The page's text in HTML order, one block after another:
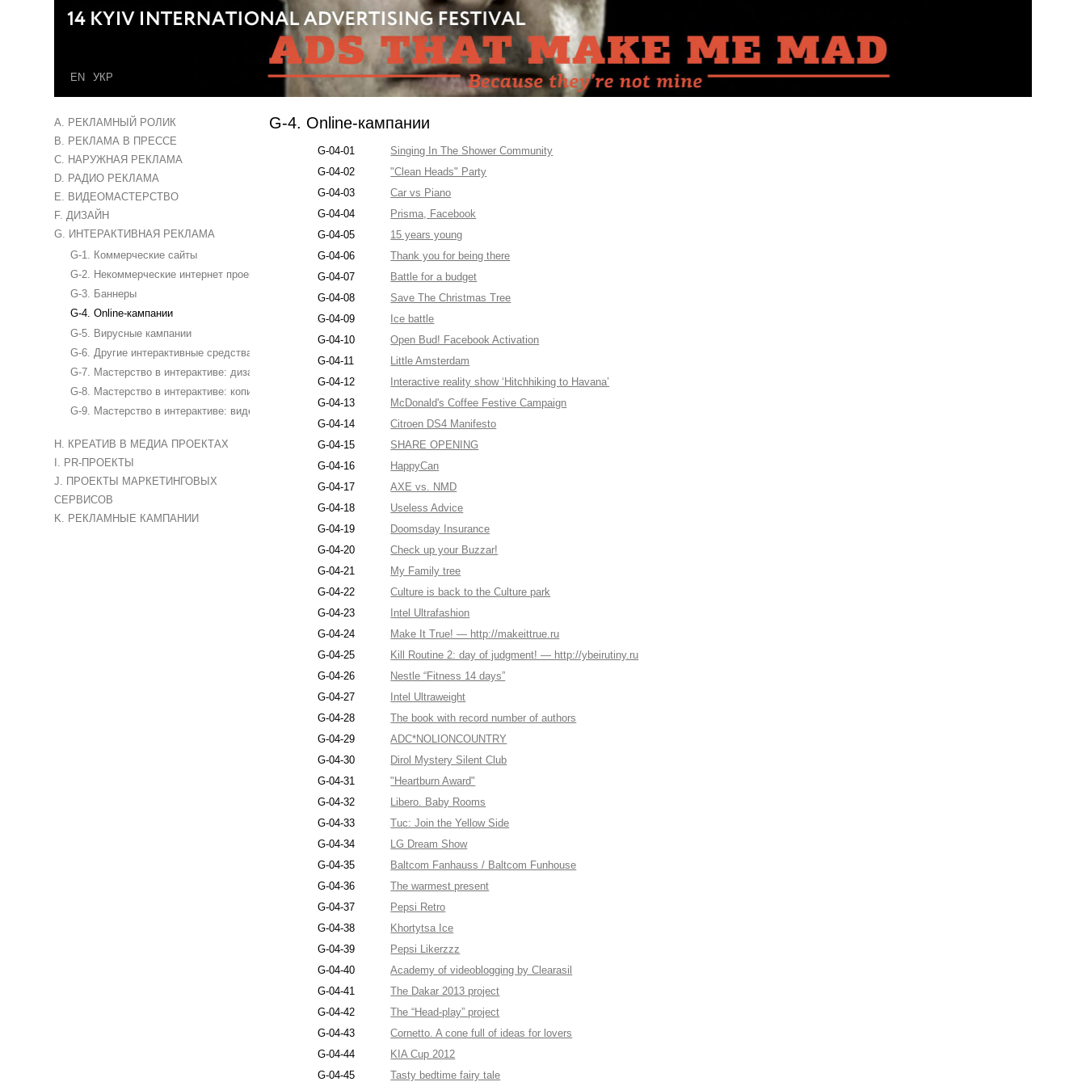
EN УКР
A. РЕКЛАМНЫЙ РОЛИК
B. РЕКЛАМА В ПРЕССЕ
C. НАРУЖНАЯ РЕКЛАМА
D. РАДИО РЕКЛАМА
E. ВИДЕОМАСТЕРСТВО
F. ДИЗАЙН
G. ИНТЕРАКТИВНАЯ РЕКЛАМА
G-1. Коммерческие сайты
G-2. Некоммерческие интернет проекты
G-3. Баннеры
G-4. Online-кампании
G-5. Вирусные кампании
G-6. Другие интерактивные средства коммуникации
G-7. Мастерство в интерактиве: дизайн
G-8. Мастерство в интерактиве: копирайтинг
G-9. Мастерство в интерактиве: видео/аудио
H. КРЕАТИВ В МЕДИА ПРОЕКТАХ
I. PR-ПРОЕКТЫ
J. ПРОЕКТЫ МАРКЕТИНГОВЫХ
СЕРВИСОВ
K. РЕКЛАМНЫЕ КАМПАНИИ
G-4. Online-кампании
G-04-01
Singing In The Shower Community
G-04-02
"Clean Heads" Party
G-04-03
Car vs Piano
G-04-04
Prisma, Facebook
G-04-05
15 years young
G-04-06
Thank you for being there
G-04-07
Battle for a budget
G-04-08
Save The Christmas Tree
G-04-09
Ice battle
G-04-10
Open Bud! Facebook Activation
G-04-11
Little Amsterdam
G-04-12
Interactive reality show ‘Hitchhiking to Havana’
G-04-13
McDonald's Coffee Festive Campaign
G-04-14
Citroen DS4 Manifesto
G-04-15
SHARE OPENING
G-04-16
HappyCan
G-04-17
AXE vs. NMD
G-04-18
Useless Advice
G-04-19
Doomsday Insurance
G-04-20
Check up your Buzzar!
G-04-21
My Family tree
G-04-22
Culture is back to the Culture park
G-04-23
Intel Ultrafashion
G-04-24
Make It True! — http://makeittrue.ru
G-04-25
Kill Routine 2: day of judgment! — http://ybeirutiny.ru
G-04-26
Nestle “Fitness 14 days”
G-04-27
Intel Ultraweight
G-04-28
The book with record number of authors
G-04-29
ADC*NOLIONCOUNTRY
G-04-30
Dirol Mystery Silent Club
G-04-31
"Heartburn Award"
G-04-32
Libero. Baby Rooms
G-04-33
Tuc: Join the Yellow Side
G-04-34
LG Dream Show
G-04-35
Baltcom Fanhauss / Baltcom Funhouse
G-04-36
The warmest present
G-04-37
Pepsi Retro
G-04-38
Khortytsa Ice
G-04-39
Pepsi Likerzzz
G-04-40
Academy of videoblogging by Clearasil
G-04-41
The Dakar 2013 project
G-04-42
The “Head-play” project
G-04-43
Cornetto. A cone full of ideas for lovers
G-04-44
KIA Cup 2012
G-04-45
Tasty bedtime fairy tale